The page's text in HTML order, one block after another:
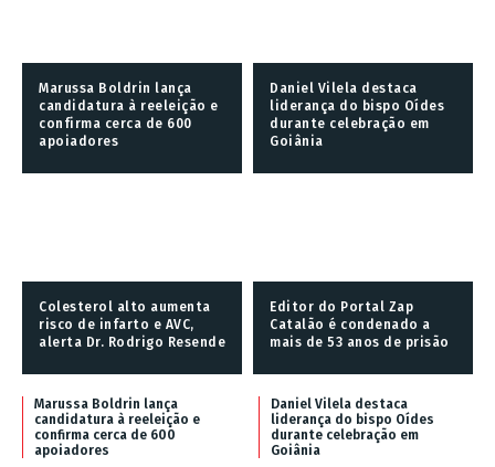
Marussa Boldrin lança
candidatura à reeleição e
confirma cerca de 600
apoiadores
Daniel Vilela destaca
liderança do bispo Oídes
durante celebração em
Goiânia
Colesterol alto aumenta
risco de infarto e AVC,
alerta Dr. Rodrigo Resende
Editor do Portal Zap
Catalão é condenado a
mais de 53 anos de prisão
Marussa Boldrin lança
candidatura à reeleição e
confirma cerca de 600
apoiadores
Daniel Vilela destaca
liderança do bispo Oídes
durante celebração em
Goiânia